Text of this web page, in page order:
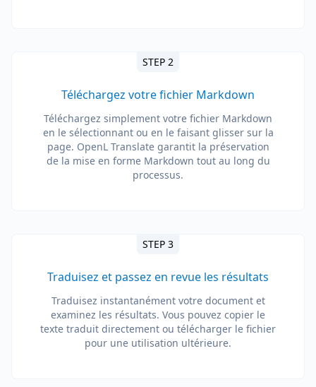
STEP 2
Téléchargez votre fichier Markdown
Téléchargez simplement votre fichier Markdown
en le sélectionnant ou en le faisant glisser sur la
page. OpenL Translate garantit la préservation
de la mise en forme Markdown tout au long du
processus.
STEP 3
Traduisez et passez en revue les résultats
Traduisez instantanément votre document et
examinez les résultats. Vous pouvez copier le
texte traduit directement ou télécharger le fichier
pour une utilisation ultérieure.